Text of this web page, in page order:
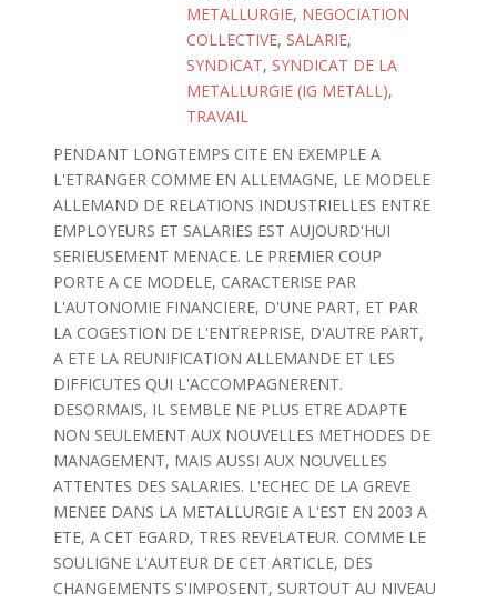
METALLURGIE, NEGOCIATION
COLLECTIVE, SALARIE,
SYNDICAT, SYNDICAT DE LA
METALLURGIE (IG METALL),
TRAVAIL
PENDANT LONGTEMPS CITE EN EXEMPLE A
L'ETRANGER COMME EN ALLEMAGNE, LE MODELE
ALLEMAND DE RELATIONS INDUSTRIELLES ENTRE
EMPLOYEURS ET SALARIES EST AUJOURD'HUI
SERIEUSEMENT MENACE. LE PREMIER COUP
PORTE A CE MODELE, CARACTERISE PAR
L'AUTONOMIE FINANCIERE, D'UNE PART, ET PAR
LA COGESTION DE L'ENTREPRISE, D'AUTRE PART,
A ETE LA REUNIFICATION ALLEMANDE ET LES
DIFFICUTES QUI L'ACCOMPAGNERENT.
DESORMAIS, IL SEMBLE NE PLUS ETRE ADAPTE
NON SEULEMENT AUX NOUVELLES METHODES DE
MANAGEMENT, MAIS AUSSI AUX NOUVELLES
ATTENTES DES SALARIES. L'ECHEC DE LA GREVE
MENEE DANS LA METALLURGIE A L'EST EN 2003 A
ETE, A CET EGARD, TRES REVELATEUR. COMME LE
SOULIGNE L'AUTEUR DE CET ARTICLE, DES
CHANGEMENTS S'IMPOSENT, SURTOUT AU NIVEAU